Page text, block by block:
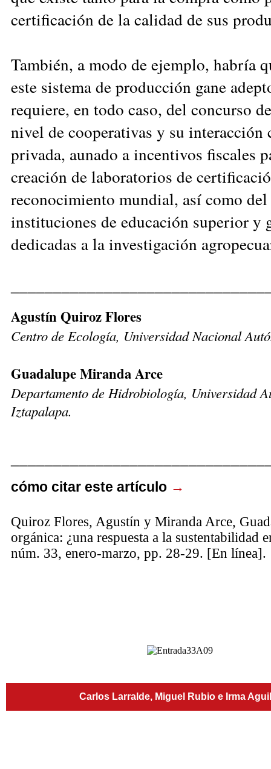
certificación de la calidad de sus
También, a modo de ejemplo, habría
este sistema de producción gane
requiere, en todo caso, del concurso
nivel de cooperativas y su
privada, aunado a incentivos fiscales
creación de laboratorios de
reconocimiento mundial, así como del
instituciones de educación superior y
dedicadas a la investigación
Agustín Quiroz Flores
Centro de Ecología, Universidad Nacional
Guadalupe
Departamento de Hidrobiología, Universidad
Iztapalapa.
cómo citar este artículo →
Quiroz Flores, Agustín y Miranda Arce,
orgánica: ¿una respuesta a la sustentabilidad
núm. 33, enero-marzo, pp. 28-29. [En línea].
Carlos Larralde, Miguel Rubio e Irma